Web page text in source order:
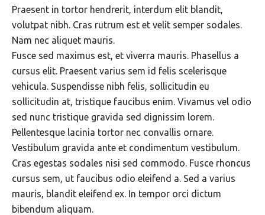
Praesent in tortor hendrerit, interdum elit blandit,
volutpat nibh. Cras rutrum est et velit semper sodales.
Nam nec aliquet mauris.
Fusce sed maximus est, et viverra mauris. Phasellus a
cursus elit. Praesent varius sem id felis scelerisque
vehicula. Suspendisse nibh felis, sollicitudin eu
sollicitudin at, tristique faucibus enim. Vivamus vel odio
sed nunc tristique gravida sed dignissim lorem.
Pellentesque lacinia tortor nec convallis ornare.
Vestibulum gravida ante et condimentum vestibulum.
Cras egestas sodales nisi sed commodo. Fusce rhoncus
cursus sem, ut faucibus odio eleifend a. Sed a varius
mauris, blandit eleifend ex. In tempor orci dictum
bibendum aliquam.